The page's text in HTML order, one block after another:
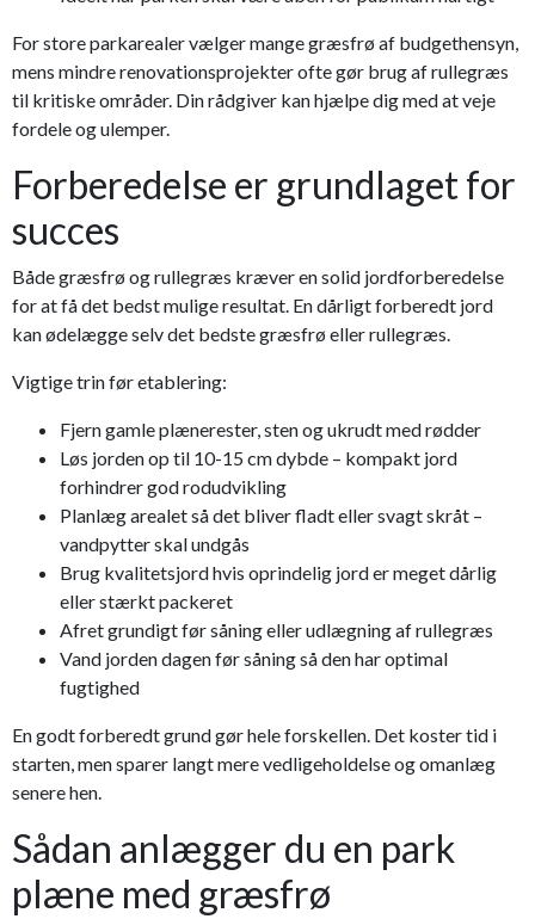
For store parkarealer vælger mange græsfrø af budgethensyn,
mens mindre renovationsprojekter ofte gør brug af rullegræs
til kritiske områder. Din rådgiver kan hjælpe dig med at veje
fordele og ulemper.
Forberedelse er grundlaget for
succes
Både græsfrø og rullegræs kræver en solid jordforberedelse
for at få det bedst mulige resultat. En dårligt forberedt jord
kan ødelægge selv det bedste græsfrø eller rullegræs.
Vigtige trin før etablering:
Fjern gamle plænerester, sten og ukrudt med rødder
Løs jorden op til 10-15 cm dybde – kompakt jord
forhindrer god rodudvikling
Planlæg arealet så det bliver fladt eller svagt skråt –
vandpytter skal undgås
Brug kvalitetsjord hvis oprindelig jord er meget dårlig
eller stærkt packeret
Afret grundigt før såning eller udlægning af rullegræs
Vand jorden dagen før såning så den har optimal
fugtighed
En godt forberedt grund gør hele forskellen. Det koster tid i
starten, men sparer langt mere vedligeholdelse og omanlæg
senere hen.
Sådan anlægger du en park
plæne med græsfrø